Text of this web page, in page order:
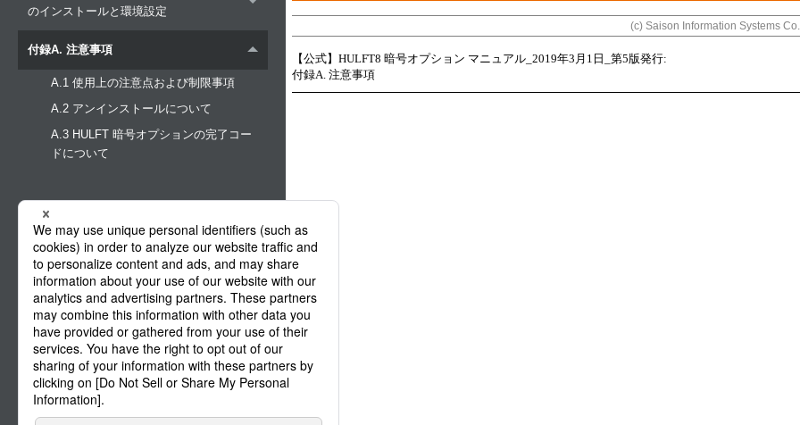
のインストールと環境設定
付録A. 注意事項
A.1 使用上の注意点および制限事項
A.2 アンインストールについて
A.3 HULFT 暗号オプションの完了コー
ドについて
(c) Saison Information Systems
【公式】HULFT8 暗号オプション マニュアル_2019年3月1日_第5版発行:
付録A. 注意事項